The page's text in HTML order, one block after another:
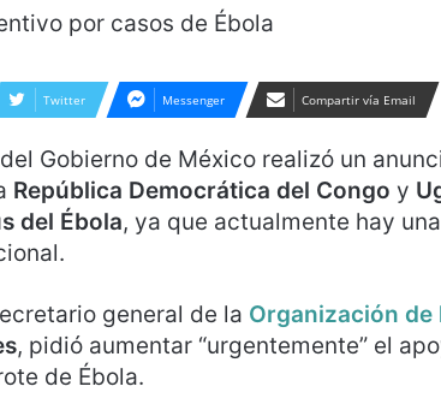
Twitter Messenger Compartir vía Email
del Gobierno de México realizó un
República Democrática del Congo y
del Ébola, ya que actualmente hay
general de la Organización de
, pidió aumentar “urgentemente” el
de Ébola.